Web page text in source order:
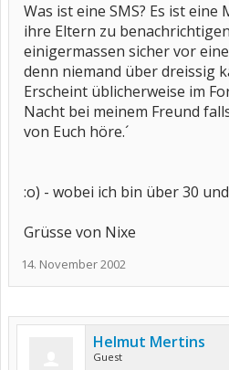
Was ist eine SMS? Es ist
ihre Eltern zu
einigermassen sicher vor
denn niemand über dreissig
Erscheint üblicherweise im
Nacht bei meinem Freund
von Euch höre.´
:o) - wobei ich bin über 30
Grüsse von Nixe
14. November 2002
Helmut Mertins
Guest